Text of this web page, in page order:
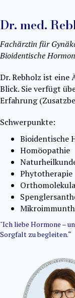
Dr. med.
Fachärztin für
Bioidentische
Dr. Rebholz ist
Blick. Sie verfügt
Erfahrung
Schwerpunkte:
Bioidentische
Homöopathie
Phytotherapie
"Ich liebe Hormone –
Sorgfalt zu begleiten.“